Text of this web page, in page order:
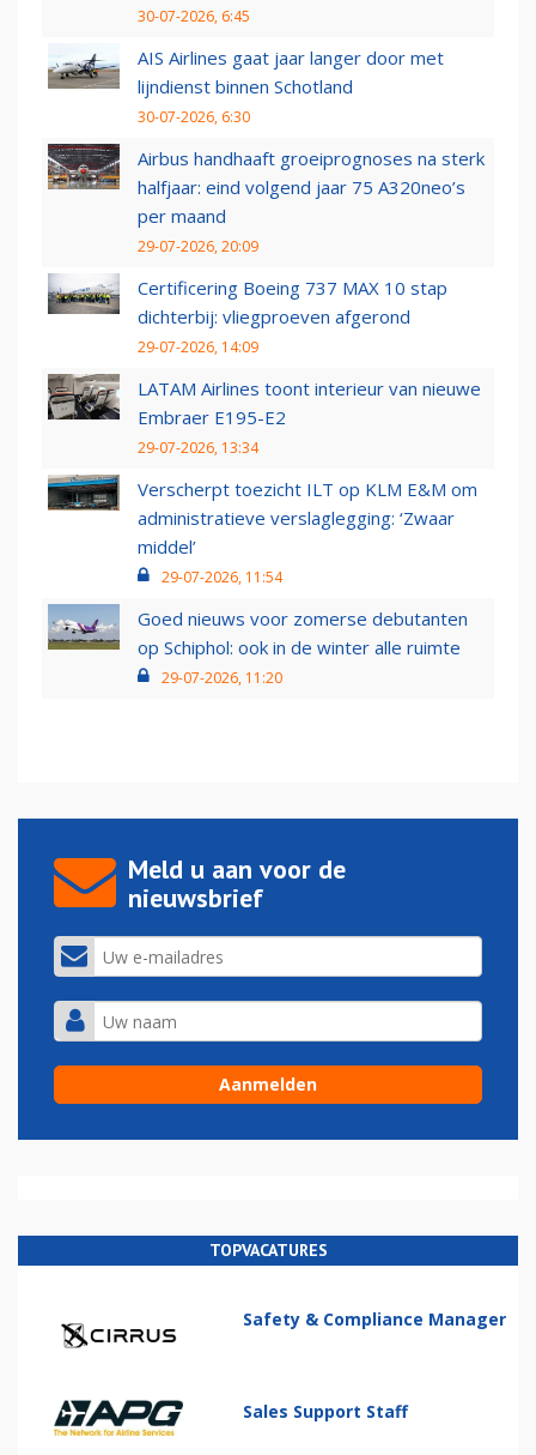
30-07-2026, 6:45
AIS Airlines gaat jaar langer door met
lijndienst binnen Schotland
30-07-2026, 6:30
Airbus handhaaft groeiprognoses na sterk
halfjaar: eind volgend jaar 75 A320neo’s
per maand
29-07-2026, 20:09
Certificering Boeing 737 MAX 10 stap
dichterbij: vliegproeven afgerond
29-07-2026, 14:09
LATAM Airlines toont interieur van nieuwe
Embraer E195-E2
29-07-2026, 13:34
Verscherpt toezicht ILT op KLM E&M om
administratieve verslaglegging: ‘Zwaar
middel’
29-07-2026, 11:54
Goed nieuws voor zomerse debutanten
op Schiphol: ook in de winter alle ruimte
29-07-2026, 11:20
Meld u aan voor de
nieuwsbrief
TOPVACATURES
Safety & Compliance Manager
Sales Support Staff